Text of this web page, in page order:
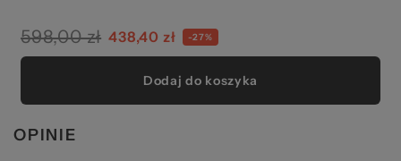
598,00 zł 438,40 zł -27%
Dodaj do koszyka
OPINIE